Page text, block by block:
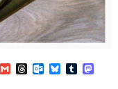
Copy
Link
GmailThreadsOutlook.com
BlueskyTumblr